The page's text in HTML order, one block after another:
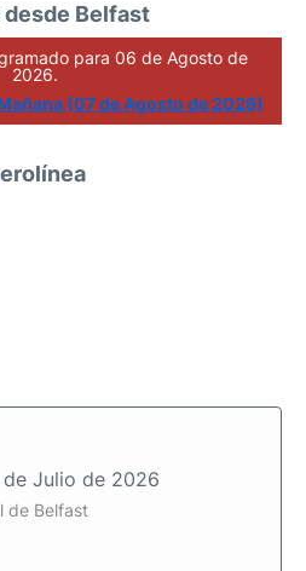
Belfast
para 06 de Agosto de
2026.
(07 de Agosto de 2026)
Julio de 2026
de Belfast